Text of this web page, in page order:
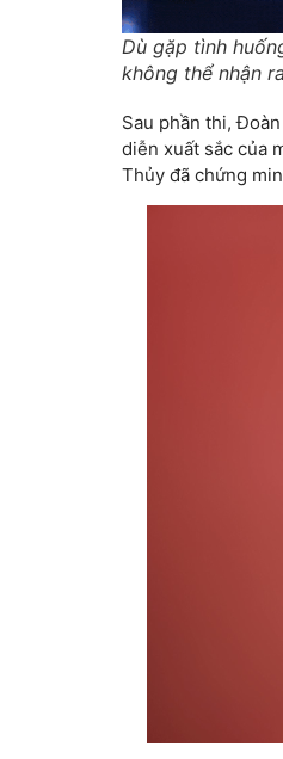
Dù gặp tình
không thể nhận
Sau phần thi,
diễn xuất sắc của
Thủy đã chứng